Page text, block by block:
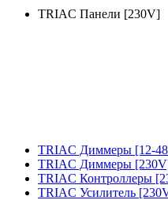
TRIAC Панели [230V]
TRIAC Диммеры [12-
TRIAC Диммеры
TRIAC Контроллеры
TRIAC Усилитель